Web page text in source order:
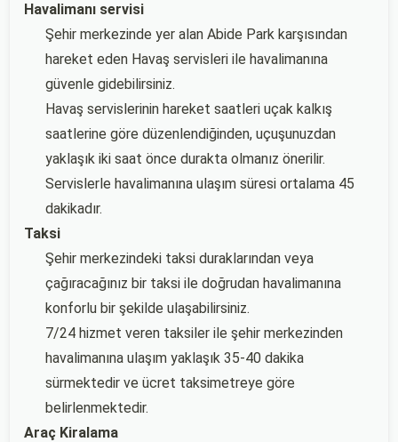
Havalimanı servisi
Şehir merkezinde yer alan Abide Park karşısından
hareket eden Havaş servisleri ile havalimanına
güvenle gidebilirsiniz.
Havaş servislerinin hareket saatleri uçak kalkış
saatlerine göre düzenlendiğinden, uçuşunuzdan
yaklaşık iki saat önce durakta olmanız önerilir.
Servislerle havalimanına ulaşım süresi ortalama 45
dakikadır.
Taksi
Şehir merkezindeki taksi duraklarından veya
çağıracağınız bir taksi ile doğrudan havalimanına
konforlu bir şekilde ulaşabilirsiniz.
7/24 hizmet veren taksiler ile şehir merkezinden
havalimanına ulaşım yaklaşık 35-40 dakika
sürmektedir ve ücret taksimetreye göre
belirlenmektedir.
Araç Kiralama